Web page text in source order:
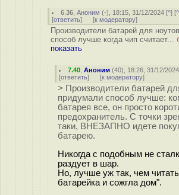
6.36 ,Аноним (-), 18:15, 31/12/2024 [^] [
[ответить] [к модератору]
Производители батарей для
способ лучше когда чип считает...
показать
7.40 ,Аноним (40), 18:26, 31/12/
[ответить] [к модератору]
> Производители батарей
придумали способ лучше:
батарея все, он просто
предохранитель. С точки
таки, ВНЕЗАПНО идете
батарею.
Никогда с подобным не
раздует в шар.
Но, лучше уж так, чем
батарейка и сожгла дом".